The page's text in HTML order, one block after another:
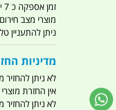
זמן אספקה כ 7 ימים לא כולל שבתות חגים ארועים חריגים מלחמות מגפה מתקפת טרור מתקפת מחשבים
מוצרי מצב
ניתן להתעניין
מדיניות
לא ניתן
אין החזרת
לא ניתן